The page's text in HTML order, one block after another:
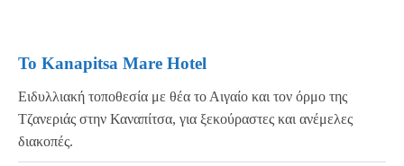
Το Kanapitsa Mare Hotel
Ειδυλλιακή τοποθεσία με θέα το Αιγαίο και τον όρμο της
Τζανεριάς στην Καναπίτσα, για ξεκούραστες και ανέμελες
διακοπές.